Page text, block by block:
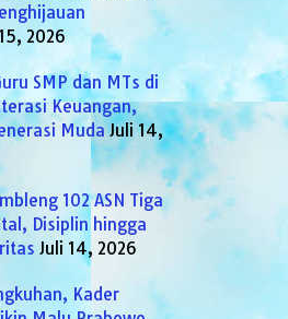
2026
SMP dan MTs di
Keuangan,
Muda Juli 14,
102 ASN Tiga
Disiplin hingga
Juli 14, 2026
Kader